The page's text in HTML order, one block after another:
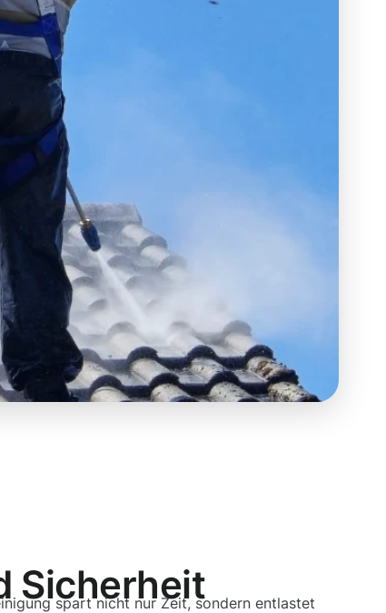
Sicherheit
spart nicht nur Zeit, sondern entlastet